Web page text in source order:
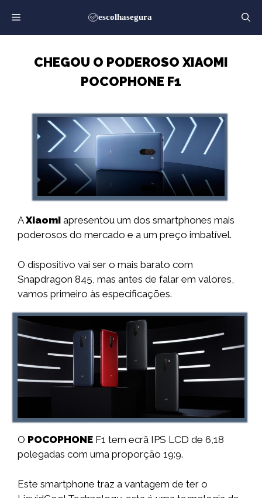
para
o
CHEGOU O PODEROSO XIAOMI
POCOPHONE F1
AXiaomi apresentou um dos smartphones mais
poderosos do mercado e a um preço imbatível.
O dispositivo vai ser o mais barato com
Snapdragon 845, mas antes de falar em valores,
vamos primeiro às especificações.
O POCOPHONE F1 tem ecrã IPS LCD de 6,18
polegadas com uma proporção 19:9.
Este smartphone traz a vantagem de ter o